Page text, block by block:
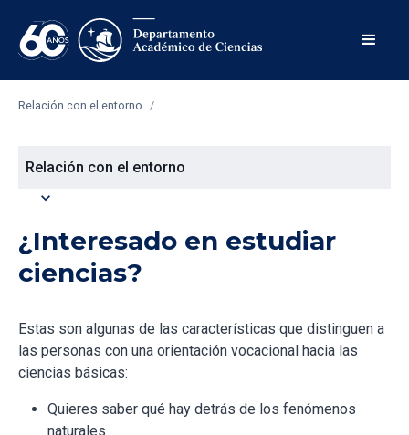
Relación con el entorno /
Relación con el entorno
expand_more
¿Interesado en estudiar
ciencias?
Estas son algunas de las características que distinguen a
las personas con una orientación vocacional hacia las
ciencias básicas:
Quieres saber qué hay detrás de los fenómenos
naturales